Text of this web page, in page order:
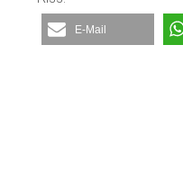
E-Mail